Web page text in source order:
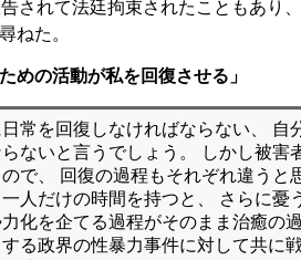
されて法廷拘束されたこともあり
ねた。
めの活動が私を回復させる」
日常を回復しなければならない、 自
ないと言うでしょう。 しかし被害
で、 回復の過程もそれぞれ違うと
人だけの時間を持つと、 さらに憂
化を企てる過程がそのまま治癒の
る政界の性暴力事件に対して共に